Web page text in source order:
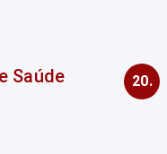
Saúde